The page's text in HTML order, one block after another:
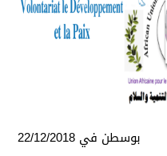
بوسطن في 22/12/2018